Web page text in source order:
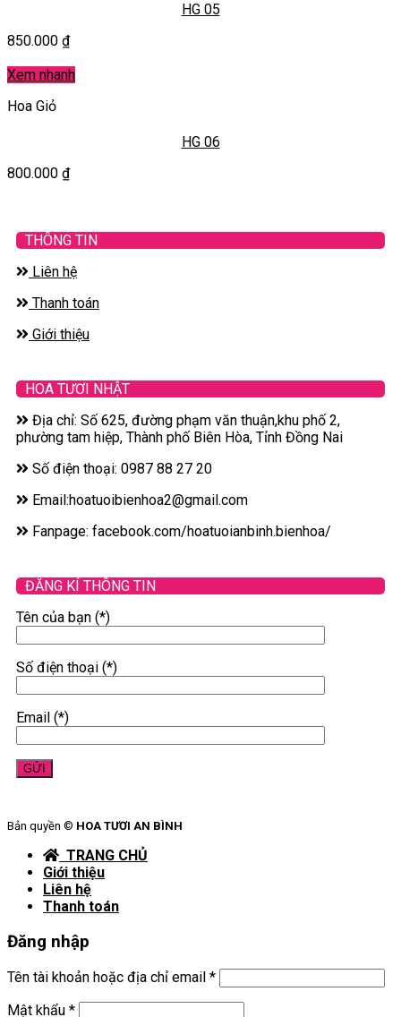
HG 05
850.000 ₫
Xem nhanh
Hoa Giỏ
HG 06
800.000 ₫
THÔNG TIN
Liên hệ
Thanh toán
Giới thiệu
HOA TƯƠI NHẬT
Địa chỉ: Số 625, đường phạm văn thuận,khu phố 2,
phường tam hiệp, Thành phố Biên Hòa, Tỉnh Đồng Nai
Số điện thoại: 0987 88 27 20
Email:hoatuoibienhoa2@gmail.com
Fanpage: facebook.com/hoatuoianbinh.bienhoa/
ĐĂNG KÍ THÔNG TIN
Tên của bạn (*)
Số điện thoại (*)
Email (*)
Bản quyền © HOA TƯƠI AN BÌNH
TRANG CHỦ
Giới thiệu
Liên hệ
Thanh toán
Đăng nhập
Tên tài khoản hoặc địa chỉ email *
Mật khẩu *